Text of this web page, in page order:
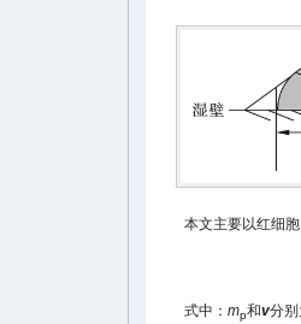
本文主要以红细
式中： mp和v分